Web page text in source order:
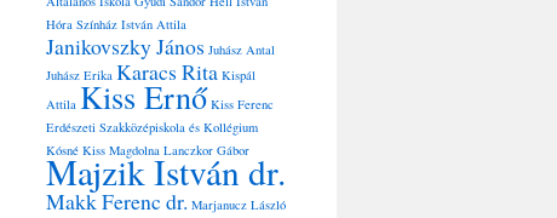
Hóra Színház István Attila
Janikovszky János Juhász Antal
Juhász Erika Karacs Rita Kispál
Attila Kiss Ernő Kiss Ferenc
Erdészeti Szakközépiskola és Kollégium
Kósné Kiss Magdolna Lanczkor Gábor
Majzik István dr.
Makk Ferenc dr. Marjanucz László